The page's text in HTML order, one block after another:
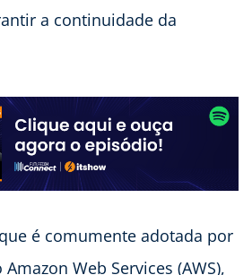
a continuidade da
é comumente adotada por
Web Services (AWS),